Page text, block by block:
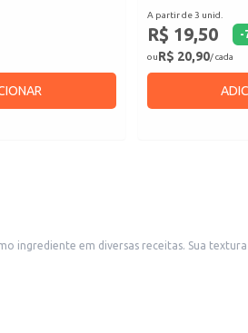
A partir de 3 unid.
R$ 19,50 -
ouR$ 20,90/ cada
ingrediente em diversas receitas. Sua